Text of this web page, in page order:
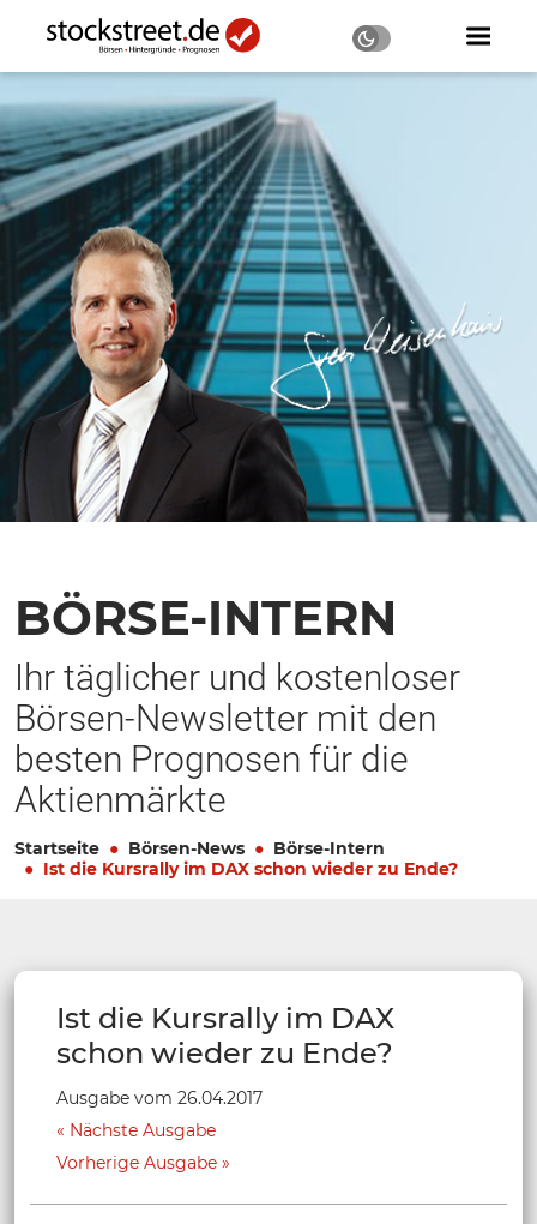
BÖRSE-INTERN
Ihr täglicher und kostenloser
Börsen-Newsletter mit den
besten Prognosen für die
Aktienmärkte
Startseite Börsen-News
Börse-Intern
Ist die Kursrally im DAX schon wieder zu Ende?
Ist die Kursrally im DAX
schon wieder zu Ende?
Ausgabe vom 26.04.2017
Nächste Ausgabe
Vorherige Ausgabe